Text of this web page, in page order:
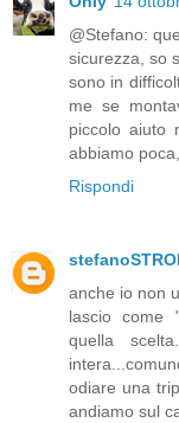
@Stefano:
sicurezza, so
sono in
me se
piccolo aiuto
abbiamo
Rispondi
anche io non
lascio come
quella
odiare una
andiamo sul